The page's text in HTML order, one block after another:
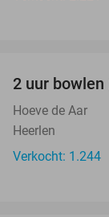
2 uur
Hoeve de Aar
Heerlen
Verkocht: 1.244